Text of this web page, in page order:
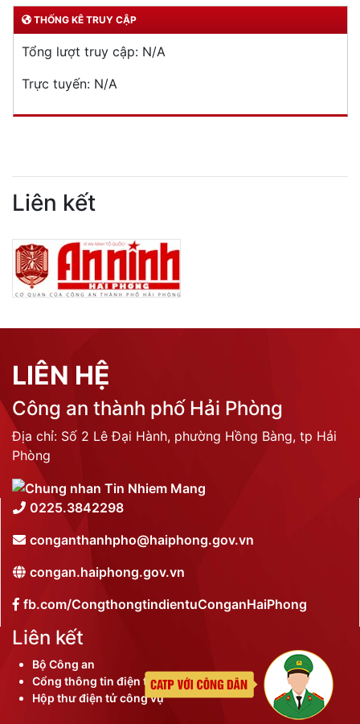
THỐNG KÊ TRUY CẬP
Tổng lượt truy cập: N/A
Trực tuyến: N/A
Liên kết
LIÊN HỆ
Công an thành phố Hải Phòng
Địa chỉ: Số 2 Lê Đại Hành, phường Hồng Bàng, tp Hải
Phòng
0225.3842298
conganthanhpho@haiphong.gov.vn
congan.haiphong.gov.vn
fb.com/CongthongtindientuConganHaiPhong
Liên kết
Bộ Công an
Cổng thông tin điện tử thành phố
Hộp thư điện tử công vụ